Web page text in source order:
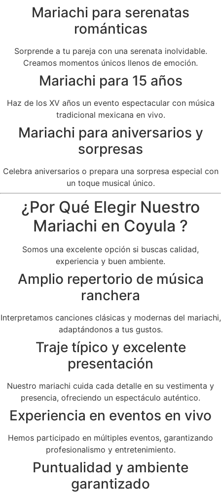
Mariachi para serenatas
románticas
Sorprende a tu pareja con una serenata inolvidable.
Creamos momentos únicos llenos de emoción.
Mariachi para 15 años
Haz de los XV años un evento espectacular con música
tradicional mexicana en vivo.
Mariachi para aniversarios y
sorpresas
Celebra aniversarios o prepara una sorpresa especial con
un toque musical único.
¿Por Qué Elegir Nuestro
Mariachi en Coyula ?
Somos una excelente opción si buscas calidad,
experiencia y buen ambiente.
Amplio repertorio de música
ranchera
Interpretamos canciones clásicas y modernas del mariachi,
adaptándonos a tus gustos.
Traje típico y excelente
presentación
Nuestro mariachi cuida cada detalle en su vestimenta y
presencia, ofreciendo un espectáculo auténtico.
Experiencia en eventos en vivo
Hemos participado en múltiples eventos, garantizando
profesionalismo y entretenimiento.
Puntualidad y ambiente
garantizado